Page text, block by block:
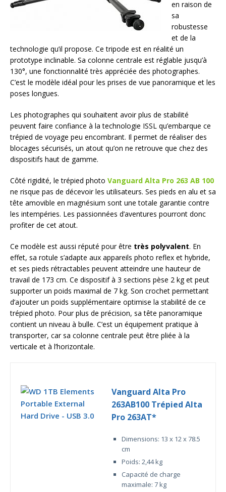
en raison de
sa
robustesse
et de la
technologie qu’il propose. Ce tripode est en réalité un
prototype inclinable. Sa colonne centrale est réglable jusqu’à
130°, une fonctionnalité très appréciée des photographes.
C’est le modèle idéal pour les prises de vue panoramique et les
poses longues.
Les photographes qui souhaitent avoir plus de stabilité
peuvent faire confiance à la technologie ISSL qu’embarque ce
trépied de voyage peu encombrant. Il permet de réaliser des
blocages sécurisés, un atout qu’on ne retrouve que chez des
dispositifs haut de gamme.
Côté rigidité, le trépied photo Vanguard Alta Pro 263 AB 100
ne risque pas de décevoir les utilisateurs. Ses pieds en alu et sa
tête amovible en magnésium sont une totale garantie contre
les intempéries. Les passionnées d’aventures pourront donc
profiter de cet atout.
Ce modèle est aussi réputé pour être très polyvalent. En
effet, sa rotule s’adapte aux appareils photo reflex et hybride,
et ses pieds rétractables peuvent atteindre une hauteur de
travail de 173 cm. Ce dispositif à 3 sections pèse 2 kg et peut
supporter un poids maximal de 7 kg. Son crochet permettant
d’ajouter un poids supplémentaire optimise la stabilité de ce
trépied photo. Pour plus de précision, sa tête panoramique
contient un niveau à bulle. C’est un équipement pratique à
transporter, car sa colonne centrale peut être pliée à la
verticale et à l’horizontale.
Vanguard Alta Pro
263AB100 Trépied Alta
Pro 263AT*
Dimensions: 13 x 12 x 78.5
cm
Poids: 2,44 kg
Capacité de charge
maximale: 7 kg